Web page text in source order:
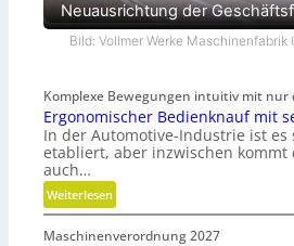
Neuausrichtung der
Bild: Vollmer Werke Maschinenfabrik
Komplexe Bewegungen intuitiv mit nur
Ergonomischer Bedienknauf mit
In der Automotive-Industrie ist es
etabliert, aber inzwischen kommt
auch…
Weiterlesen:
E
r
Maschinenverordnung 2027